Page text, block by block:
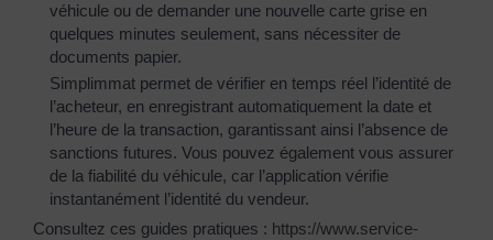
véhicule ou de demander une nouvelle carte grise en
quelques minutes seulement, sans nécessiter de
documents papier.
Simplimmat permet de vérifier en temps réel l’identité de
l’acheteur, en enregistrant automatiquement la date et
l’heure de la transaction, garantissant ainsi l’absence de
sanctions futures. Vous pouvez également vous assurer
de la fiabilité du véhicule, car l’application vérifie
instantanément l’identité du vendeur.
Consultez ces guides pratiques : https://www.service-